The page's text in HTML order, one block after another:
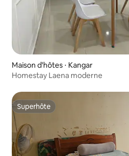
Maison d'hôtes ⋅ Kangar
Homestay Laena moderne
Superhôte
Superhôte